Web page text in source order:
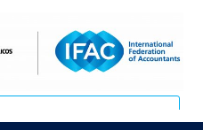
content